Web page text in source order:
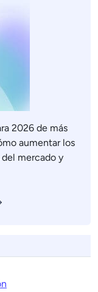
2026 de más
aumentar los
mercado y